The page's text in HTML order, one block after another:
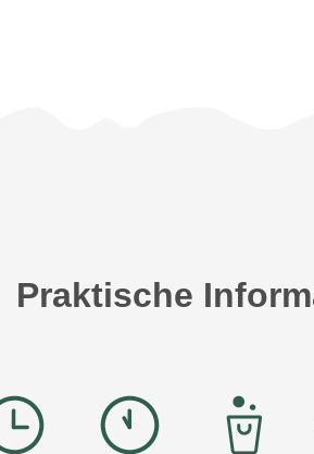
Praktische